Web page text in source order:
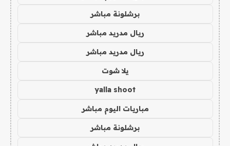
برشلونة مباشر
ريال مدريد مباشر
ريال مدريد مباشر
يلا شوت
yalla shoot
مباريات اليوم مباشر
برشلونة مباشر